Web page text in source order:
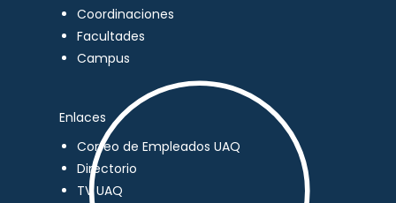
Coordinaciones
Facultades
Campus
Enlaces
Correo de Empleados UAQ
Directorio
TV UAQ